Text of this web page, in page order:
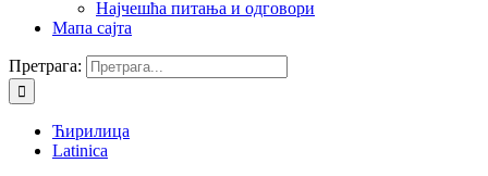
Најчешћа питања и одговори
Мапа сајта
Претрага:
Ћирилица
Latinica